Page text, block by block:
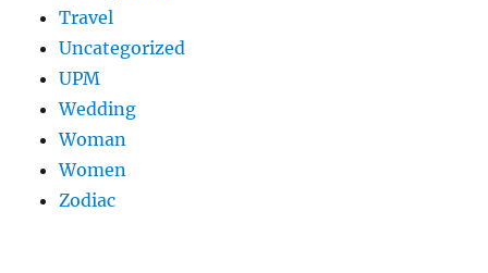
Travel
Uncategorized
UPM
Wedding
Woman
Women
Zodiac